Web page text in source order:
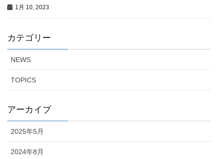
1月 10, 2023
カテゴリー
NEWS
TOPICS
アーカイブ
2025年5月
2024年8月